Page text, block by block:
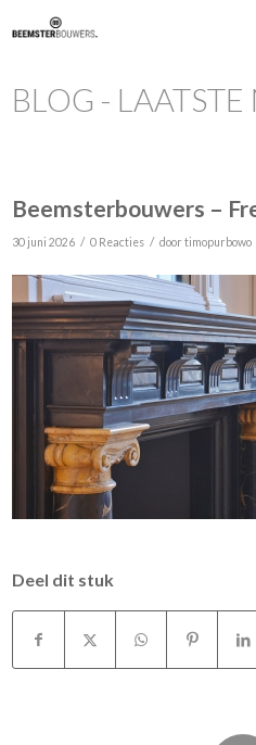
BLOG -
Beemsterbouwers –
30 juni 2026 / 0 Reacties / doortimopurbowo
Deel dit stuk